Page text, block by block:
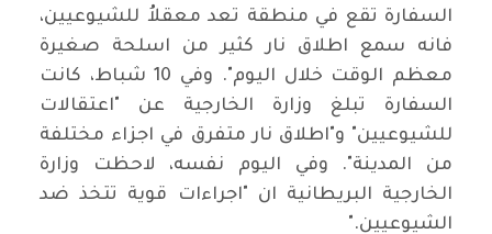
السفارة تقع في منطقة تعد معقلاُ للشيوعيين،
فانه سمع اطلاق نار كثير من اسلحة صغيرة
معظم الوقت خلال اليوم". وفي 10 شباط، كانت
السفارة تبلغ وزارة الخارجية عن "اعتقالات
للشيوعيين" و"اطلاق نار متفرق في اجزاء مختلفة
من المدينة". وفي اليوم نفسه، لاحظت وزارة
الخارجية البريطانية ان "اجراءات قوية تتخذ ضد
الشيوعيين".